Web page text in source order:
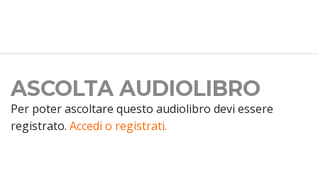
ASCOLTA AUDIOLIBRO
Per poter ascoltare questo audiolibro devi essere
registrato. Accedi o registrati.